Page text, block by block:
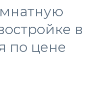
в
по цене